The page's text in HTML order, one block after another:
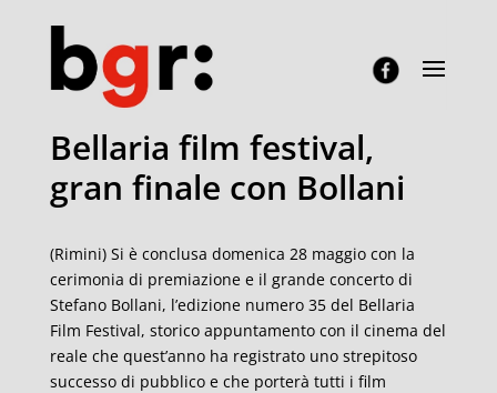
Bellaria film festival,
gran finale con Bollani
(Rimini) Si è conclusa domenica 28 maggio con la
cerimonia di premiazione e il grande concerto di
Stefano Bollani, l’edizione numero 35 del Bellaria
Film Festival, storico appuntamento con il cinema del
reale che quest’anno ha registrato uno strepitoso
successo di pubblico e che porterà tutti i film